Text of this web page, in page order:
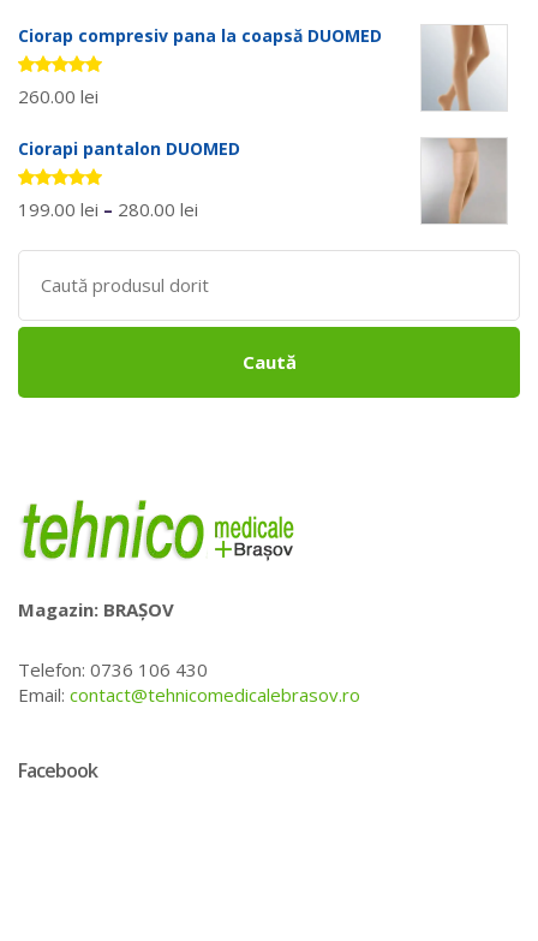
Ciorap compresiv pana la coapsă DUOMED
Evaluat la
5.00stele
260.00 lei
Ciorapi pantalon DUOMED
Evaluat la
5.00stele
199.00 lei – 280.00 lei
Search
for:
Caută
Magazin: BRAȘOV
Telefon: 0736 106 430
Email: contact@tehnicomedicalebrasov.ro
Facebook